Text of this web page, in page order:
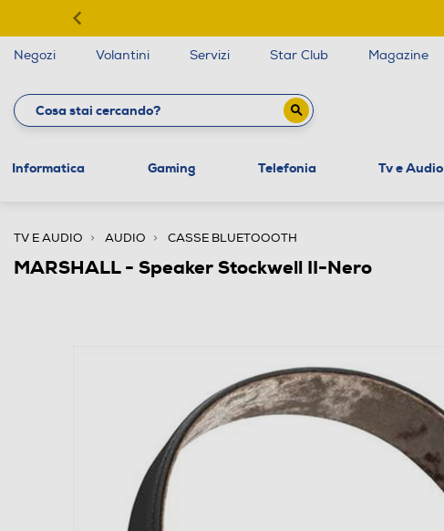
Negozi Volantini Servizi Star Club Magazine
Informatica Gaming Telefonia Tv e Audio
TV E AUDIO AUDIO CASSE BLUETOOOTH
MARSHALL - Speaker Stockwell II-Nero